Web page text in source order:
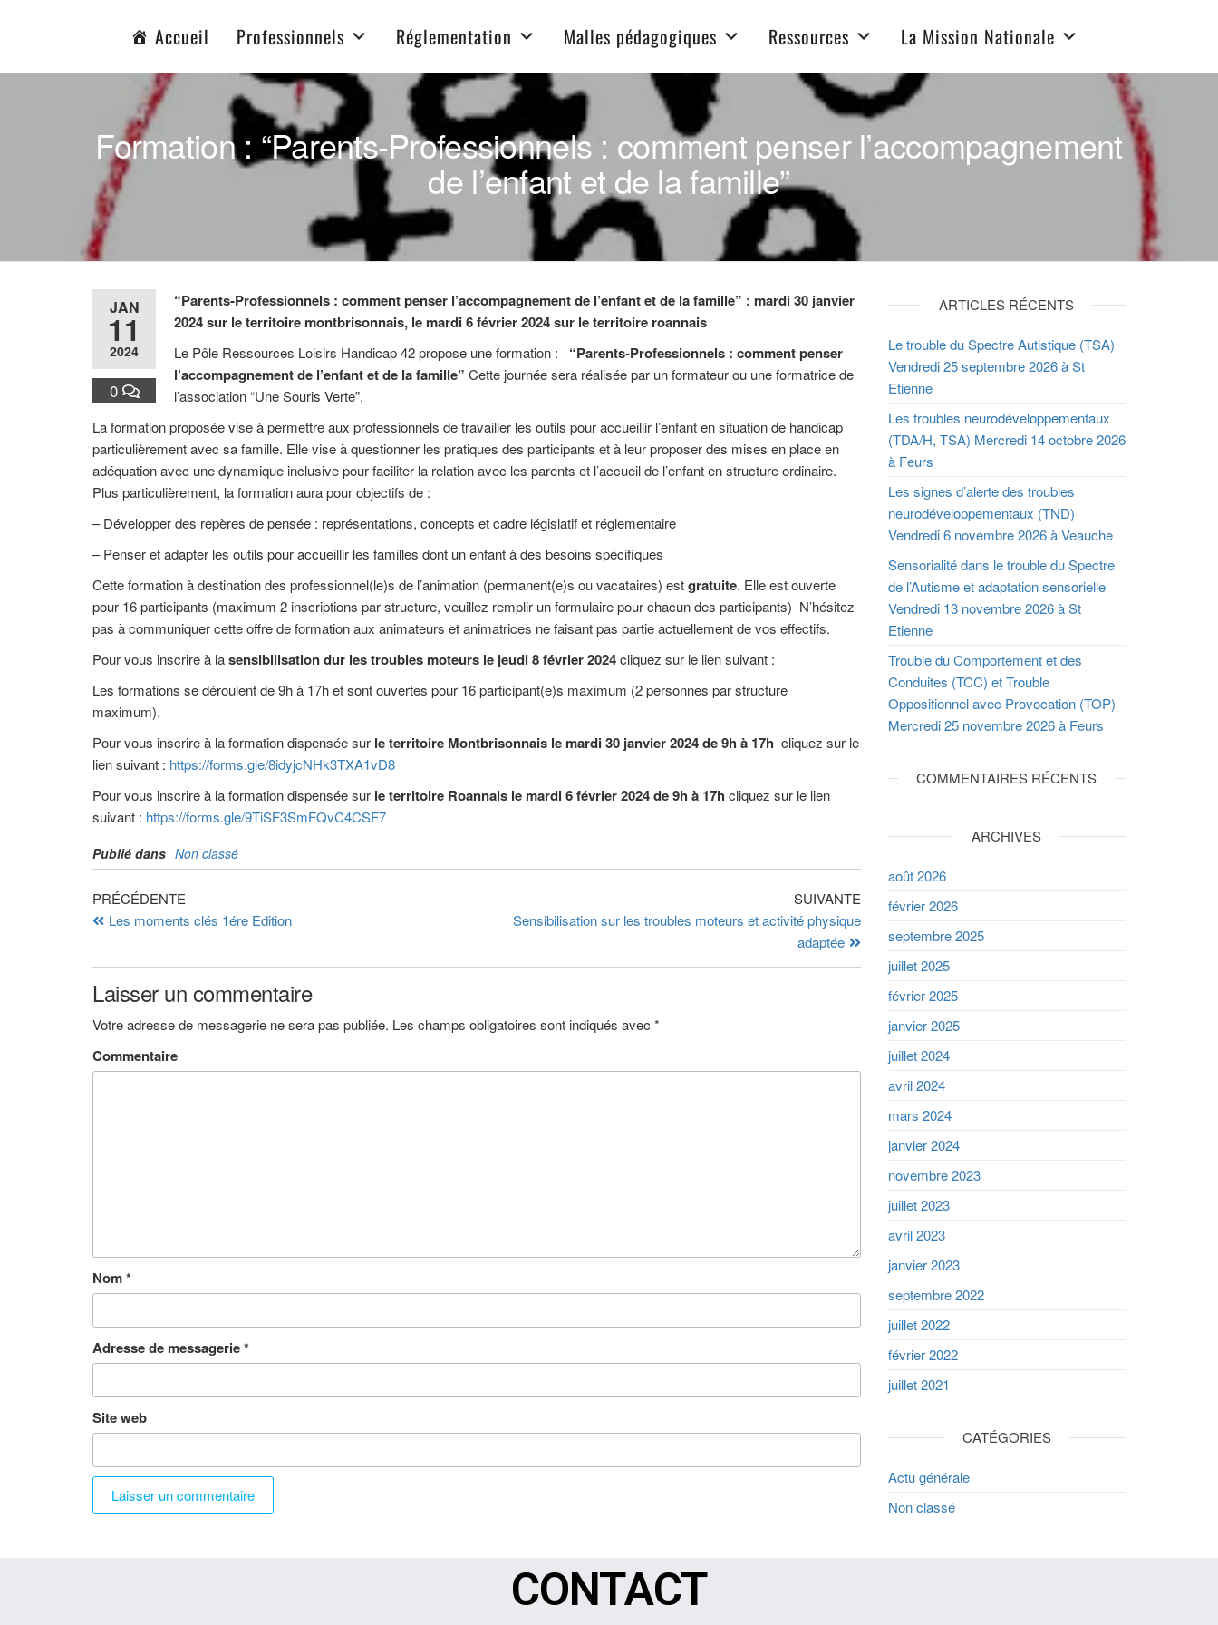
Accueil Professionnels Réglementation Malles pédagogiques Ressources La Mission Nationale
Formation : “Parents-Professionnels : comment penser l’accompagnement
de l’enfant et de la famille”
JAN
11
2024
0
“Parents-Professionnels : comment penser l’accompagnement de l’enfant et de la famille” : mardi 30 janvier
2024 sur le territoire montbrisonnais, le mardi 6 février 2024 sur le territoire roannais
Le Pôle Ressources Loisirs Handicap 42 propose une formation : “Parents-Professionnels : comment penser
l’accompagnement de l’enfant et de la famille” Cette journée sera réalisée par un formateur ou une formatrice de
l’association “Une Souris Verte”.
La formation proposée vise à permettre aux professionnels de travailler les outils pour accueillir l’enfant en situation de handicap
particulièrement avec sa famille. Elle vise à questionner les pratiques des participants et à leur proposer des mises en place en
adéquation avec une dynamique inclusive pour faciliter la relation avec les parents et l’accueil de l’enfant en structure ordinaire.
Plus particulièrement, la formation aura pour objectifs de :
– Développer des repères de pensée : représentations, concepts et cadre législatif et réglementaire
– Penser et adapter les outils pour accueillir les familles dont un enfant à des besoins spécifiques
Cette formation à destination des professionnel(le)s de l’animation (permanent(e)s ou vacataires) estgratuite. Elle est ouverte
pour 16 participants (maximum 2 inscriptions par structure, veuillez remplir un formulaire pour chacun des participants) N’hésitez
pas à communiquer cette offre de formation aux animateurs et animatrices ne faisant pas partie actuellement de vos effectifs.
Pour vous inscrire à lasensibilisation dur les troubles moteurs le jeudi 8 février 2024cliquez sur le lien suivant :
Les formations se déroulent de 9h à 17h et sont ouvertes pour 16 participant(e)s maximum (2 personnes par structure
maximum).
Pour vous inscrire à la formation dispensée sur le territoire Montbrisonnais le mardi 30 janvier 2024 de 9h à 17h cliquez sur le
lien suivant : https://forms.gle/8idyjcNHk3TXA1vD8
Pour vous inscrire à la formation dispensée sur le territoire Roannais le mardi 6 février 2024 de 9h à 17h cliquez sur le lien
suivant : https://forms.gle/9TiSF3SmFQvC4CSF7
Publié dans Non classé
PRÉCÉDENTE
Les moments clés 1ére Edition
SUIVANTE
Sensibilisation sur les troubles moteurs et activité physique
adaptée
Laisser un commentaire
Votre adresse de messagerie ne sera pas publiée. Les champs obligatoires sont indiqués avec *
Commentaire
Nom*
Adresse de messagerie*
Site web
ARTICLES RÉCENTS
Le trouble du Spectre Autistique (TSA)
Vendredi 25 septembre 2026 à St
Etienne
Les troubles neurodéveloppementaux
(TDA/H, TSA) Mercredi 14 octobre 2026
à Feurs
Les signes d’alerte des troubles
neurodéveloppementaux (TND)
Vendredi 6 novembre 2026 à Veauche
Sensorialité dans le trouble du Spectre
de l’Autisme et adaptation sensorielle
Vendredi 13 novembre 2026 à St
Etienne
Trouble du Comportement et des
Conduites (TCC) et Trouble
Oppositionnel avec Provocation (TOP)
Mercredi 25 novembre 2026 à Feurs
COMMENTAIRES RÉCENTS
ARCHIVES
août 2026
février 2026
septembre 2025
juillet 2025
février 2025
janvier 2025
juillet 2024
avril 2024
mars 2024
janvier 2024
novembre 2023
juillet 2023
avril 2023
janvier 2023
septembre 2022
juillet 2022
février 2022
juillet 2021
CATÉGORIES
Actu générale
Non classé
CONTACT